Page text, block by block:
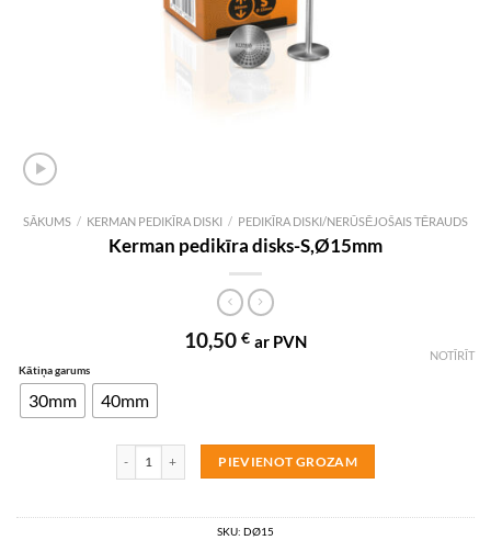
SĀKUMS / KERMAN PEDIKĪRA DISKI / PEDIKĪRA DISKI/NERŪSĒJOŠAIS TĒRAUDS
Kerman pedikīra disks-S,Ø15mm
10,50 € ar PVN
Kātiņa garums
30mm 40mm
NOTĪRĪT
PIEVIENOT GROZAM
SKU: DØ15